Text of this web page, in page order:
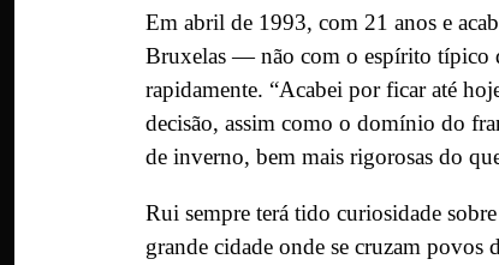
Em abril de 1993, com 21 anos e
Bruxelas — não com o espírito típico
rapidamente. “Acabei por ficar até
decisão, assim como o domínio do
de inverno, bem mais rigorosas do
Rui sempre terá tido curiosidade
grande cidade onde se cruzam